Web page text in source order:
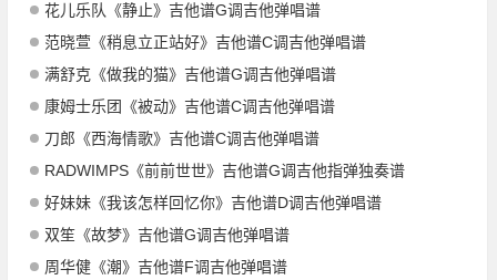
花儿乐队《静止》吉他谱G调吉他弹唱谱
范晓萱《稍息立正站好》吉他谱C调吉他弹唱谱
满舒克《做我的猫》吉他谱G调吉他弹唱谱
康姆士乐团《被动》吉他谱C调吉他弹唱谱
刀郎《西海情歌》吉他谱C调吉他弹唱谱
RADWIMPS《前前世世》吉他谱G调吉他指弹独奏谱
好妹妹《我该怎样回忆你》吉他谱D调吉他弹唱谱
双笙《故梦》吉他谱G调吉他弹唱谱
周华健《潮》吉他谱F调吉他弹唱谱